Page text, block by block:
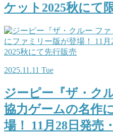
ケット2025秋にて
2025.11.11 Tue
ジーピー『ザ・ク
協力ゲームの名作
場！ 11月28日発売